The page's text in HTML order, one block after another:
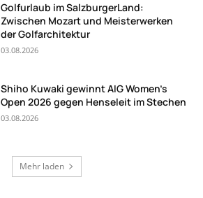
Golfurlaub im SalzburgerLand:
Zwischen Mozart und Meisterwerken
der Golfarchitektur
03.08.2026
Shiho Kuwaki gewinnt AIG Women’s
Open 2026 gegen Henseleit im Stechen
03.08.2026
Mehr laden